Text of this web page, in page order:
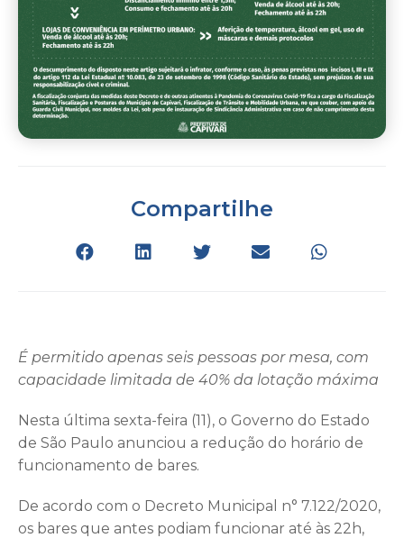
Compartilhe
É permitido apenas seis pessoas por mesa, com
capacidade limitada de 40% da lotação máxima
Nesta última sexta-feira (11), o Governo do Estado
de São Paulo anunciou a redução do horário de
funcionamento de bares.
De acordo com o Decreto Municipal n° 7.122/2020,
os bares que antes podiam funcionar até às 22h,